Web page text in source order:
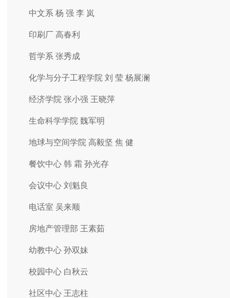
中文系 杨 强 李 岚
印刷厂 高春利
哲学系 张秀成
化学与分子工程学院 刘 莹 杨展澜
经济学院 张小强 王晓萍
生命科学学院 魏军明
地球与空间学院 高毅坚 焦 健
餐饮中心 韩 霜 孙光存
会议中心 刘魁良
电话室 吴来顺
房地产管理部 王素茹
幼教中心 孙双妹
校园中心 白秋云
社区中心 王志柱